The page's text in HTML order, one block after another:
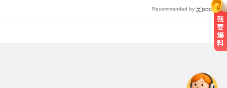
Recommended by